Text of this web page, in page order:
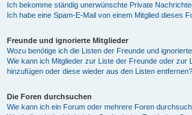
Ich bekomme ständig unerwünschte Private
Ich habe eine Spam-E-Mail von einem Mitglied dieses
Freunde und ignorierte Mitglieder
Wozu benötige ich die Listen der Freunde und
Wie kann ich Mitglieder zur Liste der Freunde oder zur
hinzufügen oder diese wieder aus den Listen entfernen?
Die Foren durchsuchen
Wie kann ich ein Forum oder mehrere Foren